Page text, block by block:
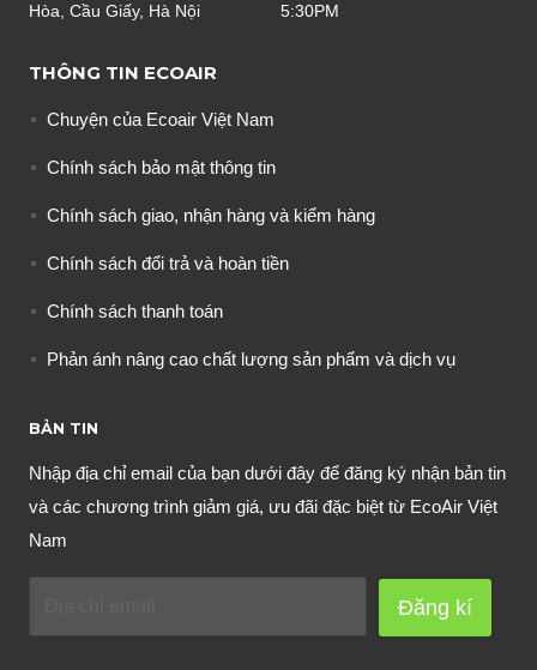
Hòa, Cầu Giấy, Hà Nội
5:30PM
THÔNG TIN ECOAIR
Chuyện của Ecoair Việt Nam
Chính sách bảo mật thông tin
Chính sách giao, nhận hàng và kiểm hàng
Chính sách đổi trả và hoàn tiền
Chính sách thanh toán
Phản ánh nâng cao chất lượng sản phẩm và dịch vụ
BẢN TIN
Nhập địa chỉ email của bạn dưới đây để đăng ký nhận bản tin
và các chương trình giảm giá, ưu đãi đặc biệt từ EcoAir Việt
Nam
Đăng kí